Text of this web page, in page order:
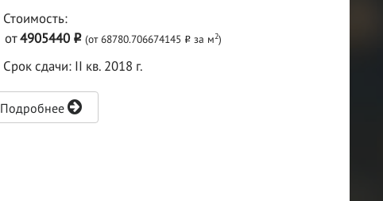
Стоимость:
от4905440 o (от 68780.706674145 oза м2)
Срок сдачи: II кв. 2018 г.
Подробнее